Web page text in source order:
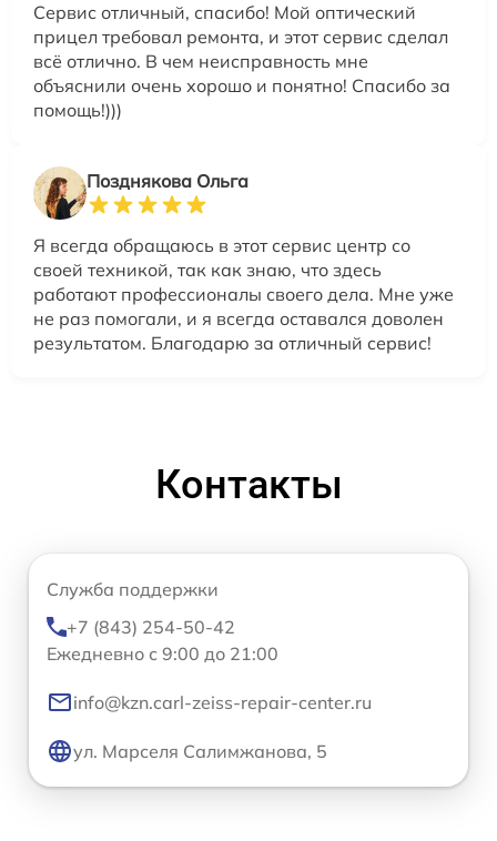
Сервис отличный, спасибо! Мой оптический
прицел требовал ремонта, и этот сервис сделал
всё отлично. В чем неисправность мне
объяснили очень хорошо и понятно! Спасибо за
помощь!)))
Позднякова Ольга
Я всегда обращаюсь в этот сервис центр со
своей техникой, так как знаю, что здесь
работают профессионалы своего дела. Мне уже
не раз помогали, и я всегда оставался доволен
результатом. Благодарю за отличный сервис!
Контакты
Служба поддержки
+7 (843) 254-50-42
Ежедневно с 9:00 до 21:00
info@kzn.carl-zeiss-repair-center.ru
ул. Марселя Салимжанова, 5